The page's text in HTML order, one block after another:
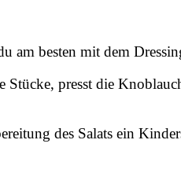
am besten mit dem
presst die
des Salats ein